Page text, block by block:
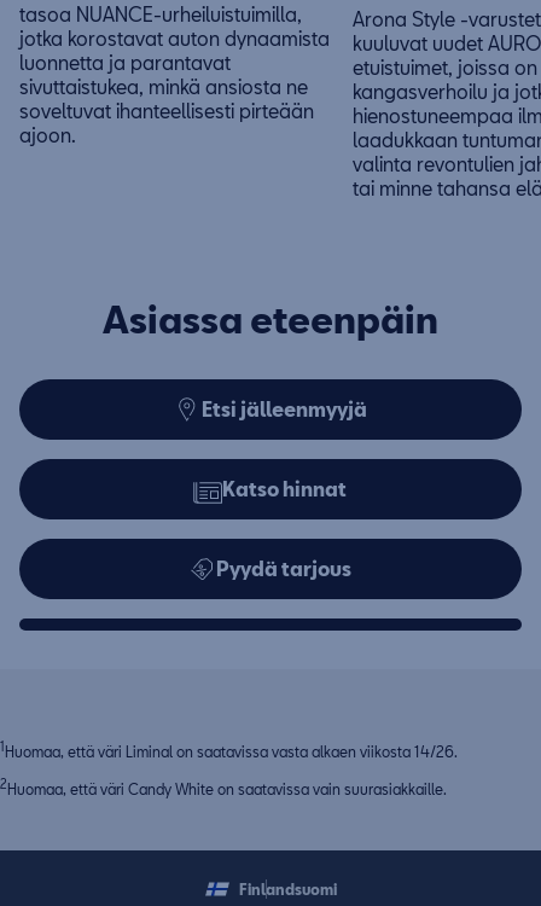
tasoa NUANCE-urheiluistuimilla,
jotka korostavat auton dynaamista
luonnetta ja parantavat
sivuttaistukea, minkä ansiosta ne
soveltuvat ihanteellisesti pirteään
ajoon.
Arona Style -
kuuluvat uudet
etuistuimet, joissa
kangasverhoilu ja
hienostuneempaa
laadukkaan
valinta revontulien
tai minne tahansa
Asiassa eteenpäin
Etsi jälleenmyyjä
Katso hinnat
Pyydä tarjous
1 Huomaa, että väri Liminal on saatavissa vasta alkaen viikosta 14/26.
2Huomaa, että väri Candy White on saatavissa vain suurasiakkaille.
Finlandsuomi